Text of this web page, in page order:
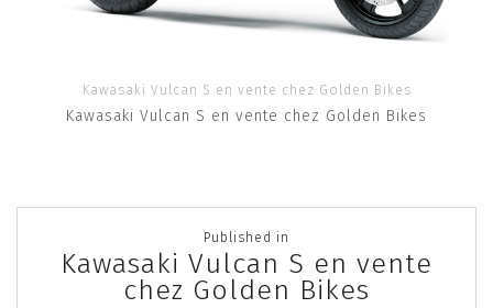
Kawasaki Vulcan S en vente chez Golden Bikes
Kawasaki Vulcan S en vente chez Golden Bikes
navigation
Published in
Kawasaki Vulcan S en vente
chez Golden Bikes